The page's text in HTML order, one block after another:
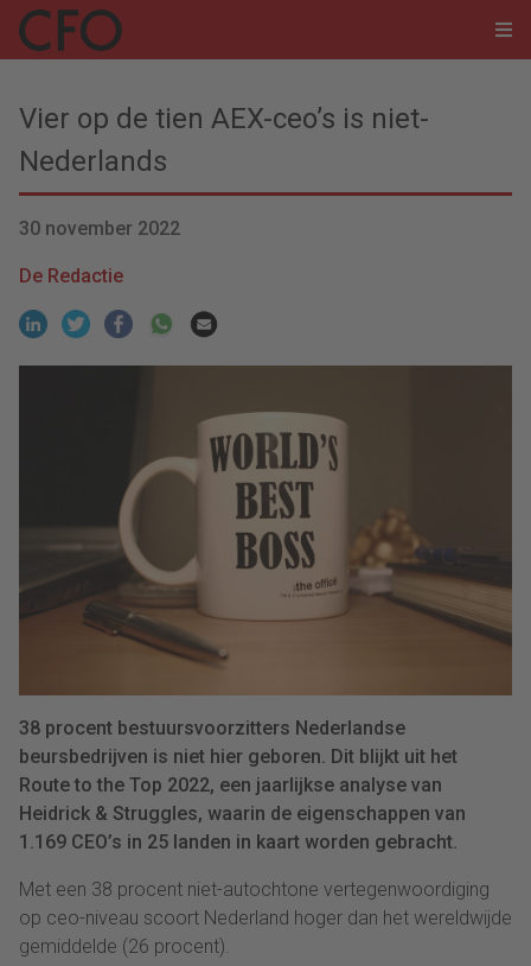
Vier op de tien AEX-ceo’s is niet-
Nederlands
30 november 2022
De Redactie
38 procent bestuursvoorzitters Nederlandse
beursbedrijven is niet hier geboren. Dit blijkt uit het
Route to the Top 2022, een jaarlijkse analyse van
Heidrick & Struggles, waarin de eigenschappen van
1.169 CEO’s in 25 landen in kaart worden gebracht.
Met een 38 procent niet-autochtone vertegenwoordiging
op ceo-niveau scoort Nederland hoger dan het wereldwijde
gemiddelde (26 procent).